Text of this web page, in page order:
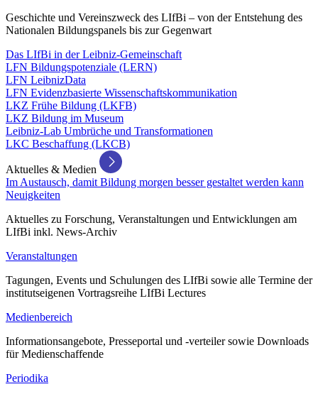
Geschichte und Vereinszweck des LIfBi – von der Entstehung des
Nationalen Bildungspanels bis zur Gegenwart
Das LIfBi in der Leibniz-Gemeinschaft
LFN Bildungspotenziale (LERN)
LFN LeibnizData
LFN Evidenzbasierte Wissenschaftskommunikation
LKZ Frühe Bildung (LKFB)
LKZ Bildung im Museum
Leibniz-Lab Umbrüche und Transformationen
LKC Beschaffung (LKCB)
Aktuelles & Medien
Im Austausch, damit Bildung morgen besser gestaltet werden kann
Neuigkeiten
Aktuelles zu Forschung, Veranstaltungen und Entwicklungen am
LIfBi inkl. News-Archiv
Veranstaltungen
Tagungen, Events und Schulungen des LIfBi sowie alle Termine der
institutseigenen Vortragsreihe LIfBi Lectures
Medienbereich
Informationsangebote, Presseportal und -verteiler sowie Downloads
für Medienschaffende
Periodika